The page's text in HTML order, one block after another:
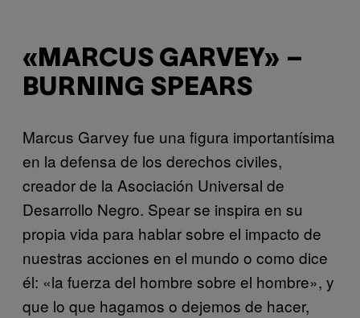
«MARCUS GARVEY» –
BURNING SPEARS
Marcus Garvey fue una figura importantísima
en la defensa de los derechos civiles,
creador de la Asociación Universal de
Desarrollo Negro. Spear se inspira en su
propia vida para hablar sobre el impacto de
nuestras acciones en el mundo o como dice
él: «la fuerza del hombre sobre el hombre», y
que lo que hagamos o dejemos de hacer,